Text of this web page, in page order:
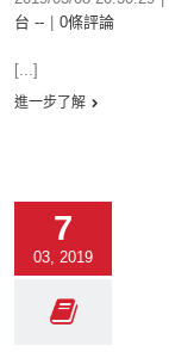
台 --
0條評論
[...]
進一步了解
7
03, 2019